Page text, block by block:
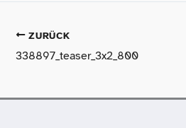
ZURÜCK
338897_​teaser_​3x2_​800